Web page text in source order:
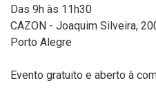
Das 9h às 11h30
CAZON - Joaquim Silveira,
Porto Alegre
Evento gratuito e aberto à